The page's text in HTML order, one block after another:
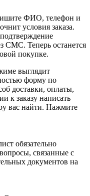
ФИО, телефон и
условия заказа.
СМС. Теперь останется
покупке.
выглядит
форму по
доставки, оплаты,
к заказу написать
вас найти. Нажмите
обязательно
связанные с
документов на